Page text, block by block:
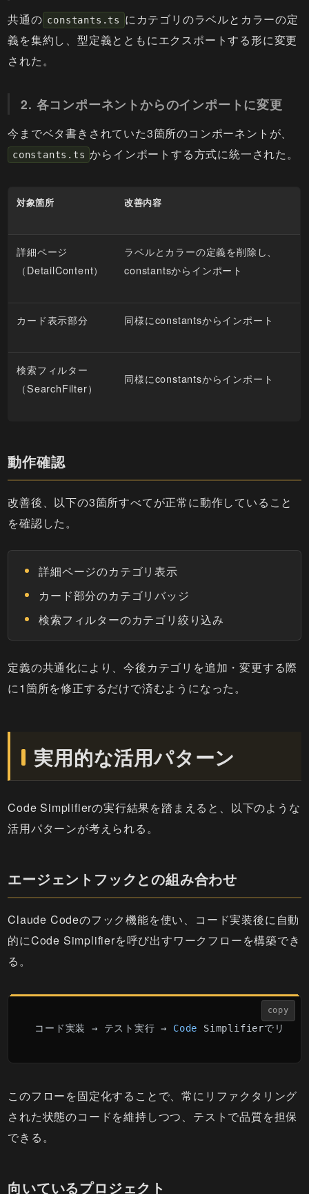
共通の constants.ts
にカテゴリのラベルとカラーの定
義を集約し、型定義とともにエクスポートする形に変更
された。
2. 各コンポーネントからのインポートに変更
今までベタ書きされていた3箇所のコンポーネントが、
constants.ts からインポートする方式に統一された。
対象箇所 改善内容
詳細ページ
（DetailContent）
ラベルとカラーの定義を削除し、
constantsからインポート
カード表示部分 同様にconstantsからインポート
検索フィルター
（SearchFilter）
同様にconstantsからインポート
動作確認
改善後、以下の3箇所すべてが正常に動作していること
を確認した。
詳細ページのカテゴリ表示
カード部分のカテゴリバッジ
検索フィルターのカテゴリ絞り込み
定義の共通化により、今後カテゴリを追加・変更する際
に1箇所を修正するだけで済むようになった。
実用的な活用パターン
Code Simplifierの実行結果を踏まえると、以下のような
活用パターンが考えられる。
エージェントフックとの組み合わせ
Claude Codeのフック機能を使い、コード実装後に自動
的にCode Simplifierを呼び出すワークフローを構築でき
る。
copy
コード実装 → テスト実行 → Code
このフローを固定化することで、常にリファクタリング
された状態のコードを維持しつつ、テストで品質を担保
できる。
向いているプロジェクト